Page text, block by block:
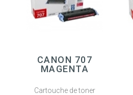
CANON 707
MAGENTA
Cartouche de toner